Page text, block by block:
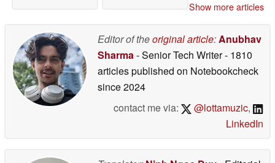
Show more articles
Editor of theoriginal article:Anubhav
Sharma- Senior Tech Writer- 1810
articles published on Notebookcheck
since 2024
contact me via:
@lottamuzic,
LinkedIn